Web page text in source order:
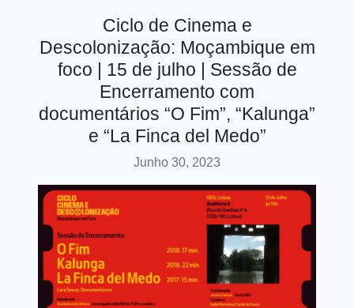
Ciclo de Cinema e
Descolonização: Moçambique em
foco | 15 de julho | Sessão de
Encerramento com
documentários “O Fim”, “Kalunga”
e “La Finca del Medo”
Junho 30, 2023